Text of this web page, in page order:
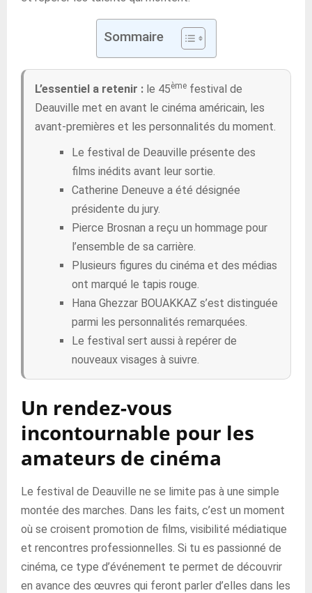
Sommaire
L’essentiel a retenir : le 45ème festival de
Deauville met en avant le cinéma américain, les
avant-premières et les personnalités du moment.
Le festival de Deauville présente des
films inédits avant leur sortie.
Catherine Deneuve a été désignée
présidente du jury.
Pierce Brosnan a reçu un hommage pour
l’ensemble de sa carrière.
Plusieurs figures du cinéma et des médias
ont marqué le tapis rouge.
Hana Ghezzar BOUAKKAZ s’est distinguée
parmi les personnalités remarquées.
Le festival sert aussi à repérer de
nouveaux visages à suivre.
Un rendez-vous
incontournable pour les
amateurs de cinéma
Le festival de Deauville ne se limite pas à une simple
montée des marches. Dans les faits, c’est un moment
où se croisent promotion de films, visibilité médiatique
et rencontres professionnelles. Si tu es passionné de
cinéma, ce type d’événement te permet de découvrir
en avance des œuvres qui feront parler d’elles dans les